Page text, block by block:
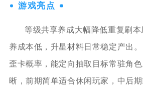
游戏亮点
等级共享养成大幅降低重复刷
养成本低，升星材料日常稳定产出
歪卡概率，能定向抽取目标常驻角
晰，前期简单适合休闲玩家，中后